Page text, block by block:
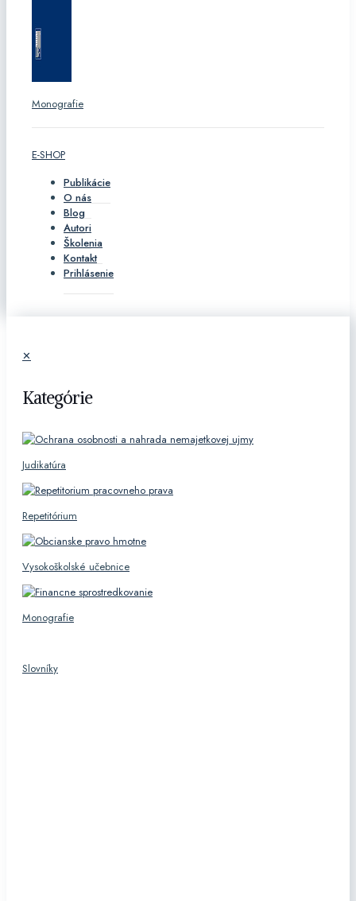
Monografie
E-SHOP
Publikácie
O nás
Blog
Autori
Školenia
Kontakt
Prihlásenie
✕
Kategórie
Judikatúra
Repetitórium
Vysokoškolské učebnice
Monografie
Slovníky